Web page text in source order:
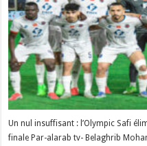
Un nul insuffisant : l’Olympic Safi
finale Par-alarab tv- Belaghrib